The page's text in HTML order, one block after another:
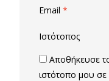
Email *
Ιστότοπος
Αποθήκευσε
ιστότοπο μου